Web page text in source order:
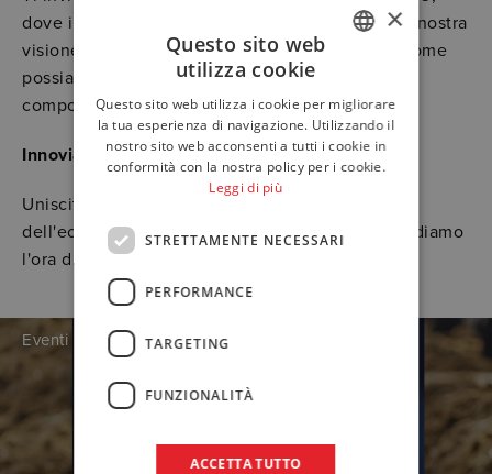
dove il nostro team sarà pronto a condividere la nostra
visione per il futuro della sanità e discutere di come
possiamo supportare le tue esigenze con i nostri
componenti innovativi.
Innoviamo insieme!
Unisciti a noi per scrivere il prossimo capitolo
dell'eccellenza sanitaria a Medica 2025. Non vediamo
l'ora di vederti lì!
Eventi
ENGLISH
GERMAN
×
Questo sito web
utilizza cookie
Questo sito web utilizza i cookie per migliorare
la tua esperienza di navigazione. Utilizzando il
nostro sito web acconsenti a tutti i cookie in
conformità con la nostra policy per i cookie.
Leggi di più
STRETTAMENTE NECESSARI
PERFORMANCE
TARGETING
FUNZIONALITÀ
ACCETTA TUTTO